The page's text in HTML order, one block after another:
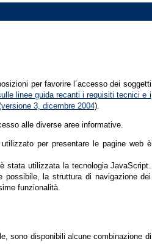
per favorire l´accesso dei soggetti
linee guida recanti i requisiti tecnici e i
3, dicembre 2004).
alle diverse aree informative.
per presentare le pagine web è
stata utilizzata la tecnologia JavaScript.
la struttura di navigazione dei
funzionalità.
sono disponibili alcune combinazione di